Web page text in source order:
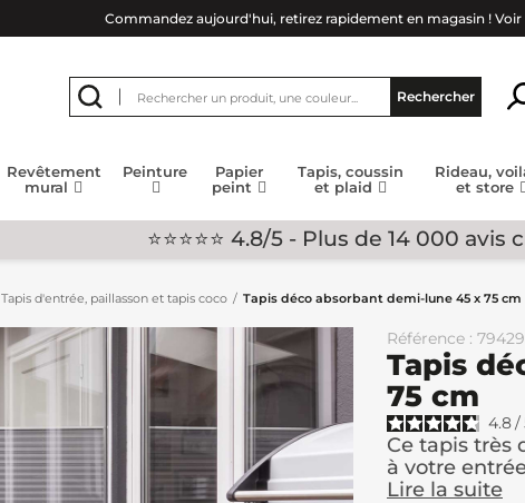
Commandez aujourd'hui, retirez rapidement en magasin ! Voir
Rechercher
Revêtement
mural
Peinture
Papier
peint
Tapis, coussin
et plaid
Rideau,
et store
⭐⭐⭐⭐⭐ 4.8/5 - Plus de 14 000 avis
Tapis d'entrée, paillasson et tapis coco Tapis déco absorbant demi-lune 45 x 75 cm
Référence : 79429
Tapis
75 cm
4.8/
Ce tapis très
à votre
Lire la suite